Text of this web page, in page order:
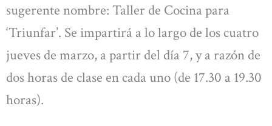
sugerente nombre: Taller de Cocina para
‘Triunfar’. Se impartirá a lo largo de los cuatro
jueves de marzo, a partir del día 7, y a razón de
dos horas de clase en cada uno (de 17.30 a 19.30
horas).